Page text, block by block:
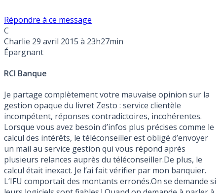
Répondre à ce message
C
Charlie 29 avril 2015 à 23h27min
Épargnant
RCI Banque
Je partage complètement votre mauvaise opinion sur la
gestion opaque du livret Zesto : service clientèle
incompétent, réponses contradictoires, incohérentes.
Lorsque vous avez besoin d’infos plus précises comme le
calcul des intérêts, le téléconseiller est obligé d’envoyer
un mail au service gestion qui vous répond après
plusieurs relances auprès du téléconseiller.De plus, le
calcul était inexact. Je l’ai fait vérifier par mon banquier.
L’IFU comportait des montants erronés.On se demande si